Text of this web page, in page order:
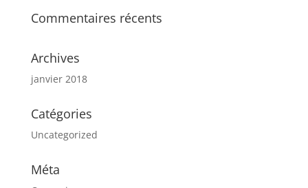
Commentaires récents
Archives
janvier 2018
Catégories
Uncategorized
Méta